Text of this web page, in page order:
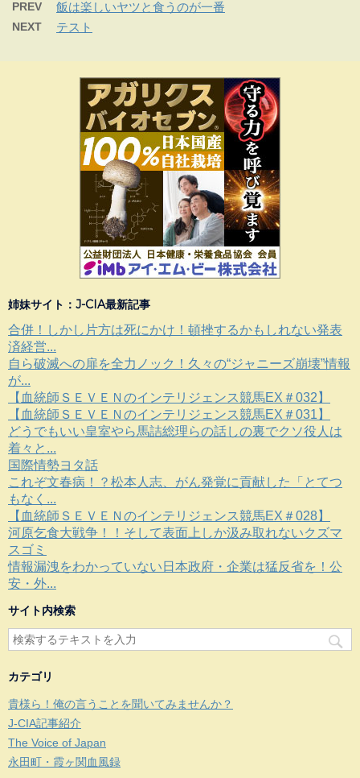
PREV 飯は楽しいヤツと食うのが一番
NEXT テスト
姉妹サイト：J-CIA最新記事
合併！しかし片方は死にかけ！頓挫するかもしれない発表
済経営...
自ら破滅への扉を全力ノック！久々の“ジャニーズ崩壊”情報
が...
【血統師ＳＥＶＥＮのインテリジェンス競馬EX＃032】
【血統師ＳＥＶＥＮのインテリジェンス競馬EX＃031】
どうでもいい皇室やら馬詰総理らの話しの裏でクソ役人は
着々と...
国際情勢ヨタ話
これぞ文春病！？松本人志、がん発覚に貢献した「とてつ
もなく...
【血統師ＳＥＶＥＮのインテリジェンス競馬EX＃028】
河原乞食大戦争！！そして表面上しか汲み取れないクズマ
スゴミ
情報漏洩をわかっていない日本政府・企業は猛反省を！公
安・外...
サイト内検索
カテゴリ
貴様ら！俺の言うことを聞いてみませんか？
J-CIA記事紹介
The Voice of Japan
永田町・霞ヶ関血風録